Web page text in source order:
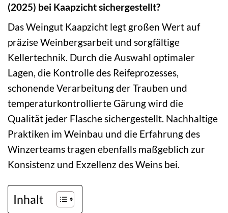
(2025) bei Kaapzicht sichergestellt?
Das Weingut Kaapzicht legt großen Wert auf
präzise Weinbergsarbeit und sorgfältige
Kellertechnik. Durch die Auswahl optimaler
Lagen, die Kontrolle des Reifeprozesses,
schonende Verarbeitung der Trauben und
temperaturkontrollierte Gärung wird die
Qualität jeder Flasche sichergestellt. Nachhaltige
Praktiken im Weinbau und die Erfahrung des
Winzerteams tragen ebenfalls maßgeblich zur
Konsistenz und Exzellenz des Weins bei.
Inhalt